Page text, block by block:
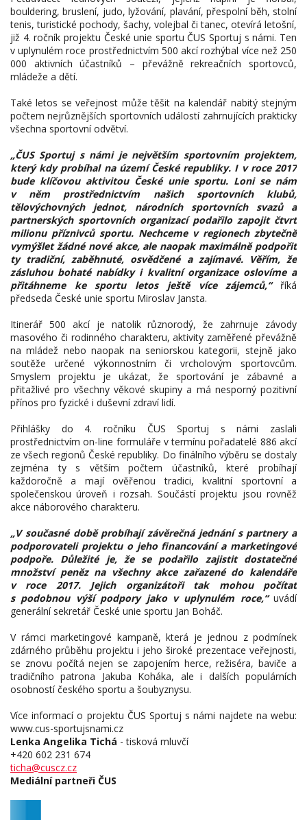
bouldering, bruslení, judo, lyžování, plavání, přespolní běh, stolní
tenis, turistické pochody, šachy, volejbal či tanec, otevírá letošní,
již 4. ročník projektu České unie sportu ČUS Sportuj s námi. Ten
v uplynulém roce prostřednictvím 500 akcí rozhýbal více než 250
000 aktivních účastníků – převážně rekreačních sportovců,
mládeže a dětí.
Také letos se veřejnost může těšit na kalendář nabitý stejným
počtem nejrůznějších sportovních událostí zahrnujících prakticky
všechna sportovní odvětví.
„ČUS Sportuj s námi je největším sportovním projektem,
který kdy probíhal na území České republiky. I v roce 2017
bude klíčovou aktivitou České unie sportu. Loni se nám
v něm prostřednictvím našich sportovních klubů,
tělovýchovných jednot, národních sportovních svazů a
partnerských sportovních organizací podařilo zapojit čtvrt
milionu příznivců sportu. Nechceme v regionech zbytečně
vymýšlet žádné nové akce, ale naopak maximálně podpořit
ty tradiční, zaběhnuté, osvědčené a zajímavé. Věřím, že
zásluhou bohaté nabídky i kvalitní organizace oslovíme a
přitáhneme ke sportu letos ještě více zájemců,“říká
předseda České unie sportu Miroslav Jansta.
Itinerář 500 akcí je natolik různorodý, že zahrnuje závody
masového či rodinného charakteru, aktivity zaměřené převážně
na mládež nebo naopak na seniorskou kategorii, stejně jako
soutěže určené výkonnostním či vrcholovým sportovcům.
Smyslem projektu je ukázat, že sportování je zábavné a
přitažlivé pro všechny věkové skupiny a má nesporný pozitivní
přínos pro fyzické i duševní zdraví lidí.
Přihlášky do 4. ročníku ČUS Sportuj s námi zaslali
prostřednictvím on-line formuláře v termínu pořadatelé 886 akcí
ze všech regionů České republiky. Do finálního výběru se dostaly
zejména ty s větším počtem účastníků, které probíhají
každoročně a mají ověřenou tradici, kvalitní sportovní a
společenskou úroveň i rozsah. Součástí projektu jsou rovněž
akce náborového charakteru.
„V současné době probíhají závěrečná jednání s partnery a
podporovateli projektu o jeho financování a marketingové
podpoře. Důležité je, že se podařilo zajistit dostatečné
množství peněz na všechny akce zařazené do kalendáře
v roce 2017. Jejich organizátoři tak mohou počítat
s podobnou výší podpory jako v uplynulém roce,“uvádí
generální sekretář České unie sportu Jan Boháč.
V rámci marketingové kampaně, která je jednou z podmínek
zdárného průběhu projektu i jeho široké prezentace veřejnosti,
se znovu počítá nejen se zapojením herce, režiséra, baviče a
tradičního patrona Jakuba Koháka, ale i dalších populárních
osobností českého sportu a šoubyznysu.
Více informací o projektu ČUS Sportuj s námi najdete na webu:
www.cus-sportujsnami.cz
Lenka Angelika Tichá - tisková mluvčí
+420 602 231 674
ticha@cuscz.cz
Mediální partneři ČUS